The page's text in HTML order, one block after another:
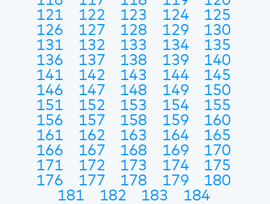
121
122 123 124
125
126
127 128 129
130
131
132 133 134
135
136
137 138 139
140
141
142 143 144
145
146
147 148 149
150
151
152 153 154
155
156
157 158 159
160
161
162 163 164
165
166
167 168 169
170
171
172 173 174
175
176
177 178 179
180
181
182 183 184